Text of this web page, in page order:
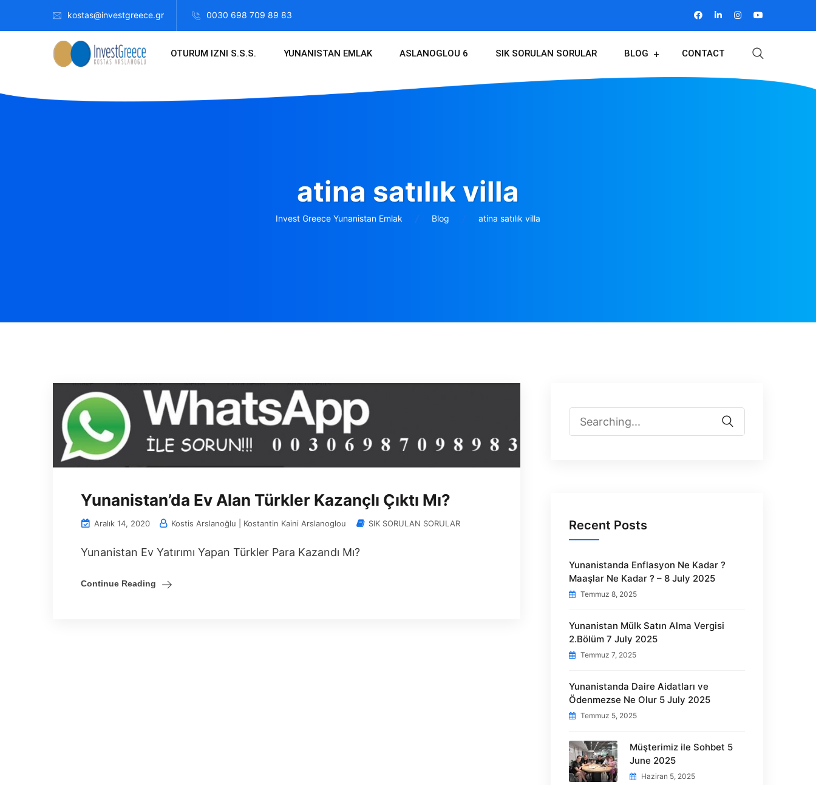
kostas@investgreece.gr 0030 698 709 89 83
OTURUM IZNI S.S.S. YUNANISTAN EMLAK ASLANOGLOU 6 SIK SORULAN SORULAR BLOG CONTACT
atina satılık villa
Invest Greece Yunanistan Emlak Blog atina satılık villa
Yunanistan’da Ev Alan Türkler Kazançlı Çıktı Mı?
Aralık 14, 2020 Kostis Arslanoğlu | Kostantin Kaini Arslanoglou SIK SORULAN SORULAR
Yunanistan Ev Yatırımı Yapan Türkler Para Kazandı Mı?
Continue Reading
Recent Posts
Yunanistanda Enflasyon Ne Kadar ?
Maaşlar Ne Kadar ? – 8 July 2025
Temmuz 8, 2025
Yunanistan Mülk Satın Alma Vergisi
2.Bölüm 7 July 2025
Temmuz 7, 2025
Yunanistanda Daire Aidatları ve
Ödenmezse Ne Olur 5 July 2025
Temmuz 5, 2025
Müşterimiz ile Sohbet 5
June 2025
Haziran 5, 2025